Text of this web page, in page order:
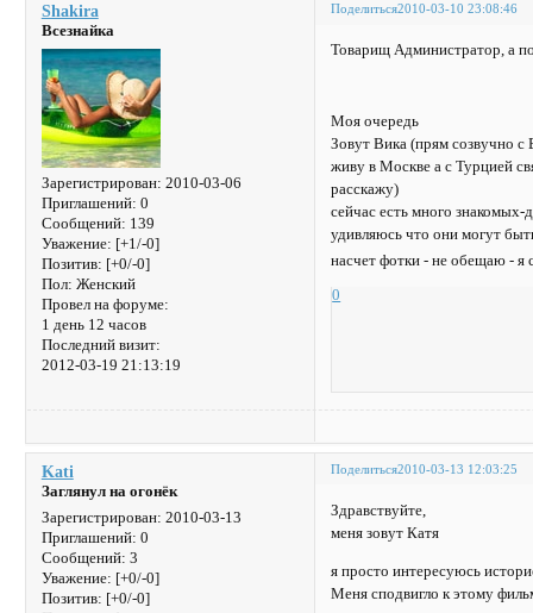
Поделиться2010-03-10 23:08:46
Shakira
Всезнайка
Зарегистрирован: 2010-03-06
Приглашений: 0
Сообщений: 139
Уважение: [+1/-0]
Позитив: [+0/-0]
Пол: Женский
Провел на форуме:
1 день 12 часов
Последний визит:
2012-03-19 21:13:19
Товарищ Администратор, а
Моя очередь
Зовут Вика (прям созвучно
живу в Москве а с Турцией
расскажу)
сейчас есть много
удивляюсь что они могут
насчет фотки - не обещаю - я
0
Поделиться2010-03-13 12:03:25
Kati
Заглянул на огонёк
Зарегистрирован: 2010-03-13
Приглашений: 0
Сообщений: 3
Уважение: [+0/-0]
Позитив: [+0/-0]
Здравствуйте,
меня зовут Катя
я просто интересуюсь
Меня сподвигло к этому